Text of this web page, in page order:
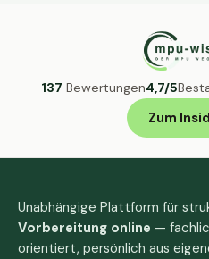
137 Bewertungen4,7/5
Zum
Unabhängige Plattform für
Vorbereitung online —
orientiert, persönlich aus